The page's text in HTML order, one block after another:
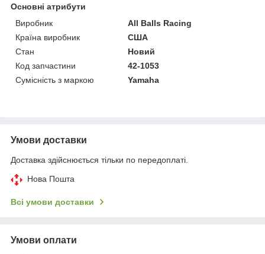
Основні атрибути
Виробник
All Balls Racing
Країна виробник
США
Стан
Новий
Код запчастини
42-1053
Сумісність з маркою
Yamaha
Умови доставки
Доставка здійснюється тільки по передоплаті.
Нова Пошта
Всі умови доставки
Умови оплати